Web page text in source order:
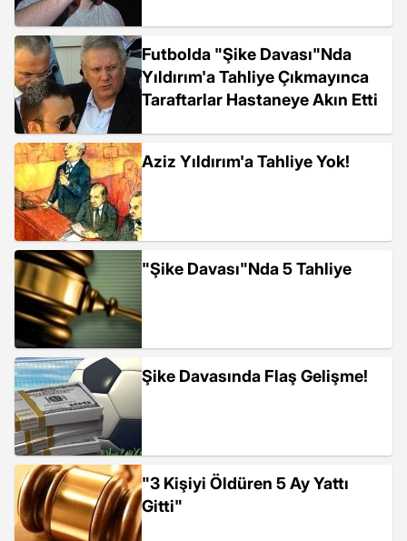
Futbolda "Şike Davası"Nda
Yıldırım'a Tahliye Çıkmayınca
Taraftarlar Hastaneye Akın Etti
Aziz Yıldırım'a Tahliye Yok!
"Şike Davası"Nda 5 Tahliye
Şike Davasında Flaş Gelişme!
"3 Kişiyi Öldüren 5 Ay Yattı
Gitti"